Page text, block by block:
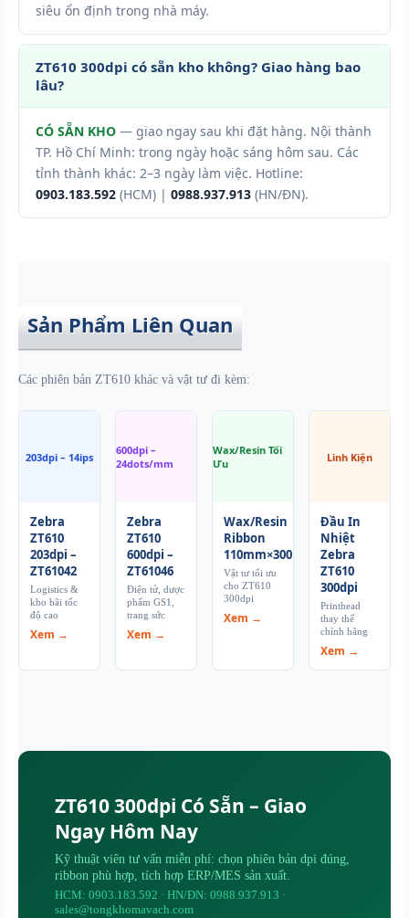
siêu ổn định trong nhà máy.
ZT610 300dpi có sẵn kho không? Giao hàng bao
lâu?
CÓ SẴN KHO — giao ngay sau khi đặt hàng. Nội thành
TP. Hồ Chí Minh: trong ngày hoặc sáng hôm sau. Các
tỉnh thành khác: 2–3 ngày làm việc. Hotline:
0903.183.592 (HCM) | 0988.937.913 (HN/ĐN).
Sản Phẩm Liên Quan
Các phiên bản ZT610 khác và vật tư đi kèm:
203dpi – 14ips
Zebra
ZT610
203dpi –
ZT61042
Logistics &
kho bãi tốc
độ cao
Xem →
600dpi –
24dots/mm
Zebra
ZT610
600dpi –
ZT61046
Điện tử, dược
phẩm GS1,
trang sức
Xem →
Wax/Resin Tối
Ưu
Wax/Resin
Ribbon
110mm×300m
Vật tư tối ưu
cho ZT610
300dpi
Xem →
Linh Kiện
Đầu In
Nhiệt
Zebra
ZT610
300dpi
Printhead
thay thế
chính hãng
Xem →
ZT610 300dpi Có Sẵn – Giao
Ngay Hôm Nay
Kỹ thuật viên tư vấn miễn phí: chọn phiên bản dpi đúng,
ribbon phù hợp, tích hợp ERP/MES sản xuất.
HCM: 0903.183.592 · HN/ĐN: 0988.937.913 ·
sales@tongkhomavach.com